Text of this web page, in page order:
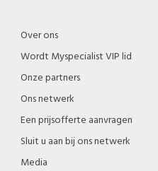
Over ons
Wordt Myspecialist VIP lid
Onze partners
Ons netwerk
Een prijsofferte aanvragen
Sluit u aan bij ons netwerk
Media